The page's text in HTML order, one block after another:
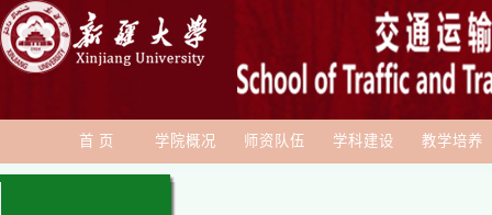
首 页 学院概况 师资队伍 学科建设 教学培养